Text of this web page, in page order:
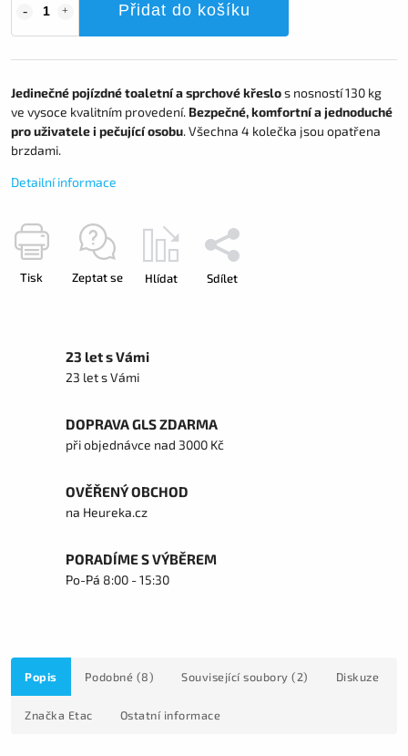
Přidat do košíku
Jedinečné pojízdné toaletní a sprchové křeslos nosností 130 kg
ve vysoce kvalitním provedení. Bezpečné, komfortní a jednoduché
pro uživatele i pečující osobu. Všechna 4 kolečka jsou opatřena
brzdami.
Detailní informace
Tisk Zeptat se Hlídat Sdílet
23 let s Vámi
23 let s Vámi
DOPRAVA GLS ZDARMA
při objednávce nad 3000 Kč
OVĚŘENÝ OBCHOD
na Heureka.cz
PORADÍME S VÝBĚREM
Po-Pá 8:00 - 15:30
Popis Podobné (8) Související soubory (2) Diskuze
Značka Etac Ostatní informace